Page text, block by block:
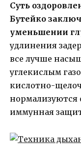
Суть
Бутейко
уменьшении
удлинения
все лучше
углекислым
кислотно-
нормализуются
иммунная